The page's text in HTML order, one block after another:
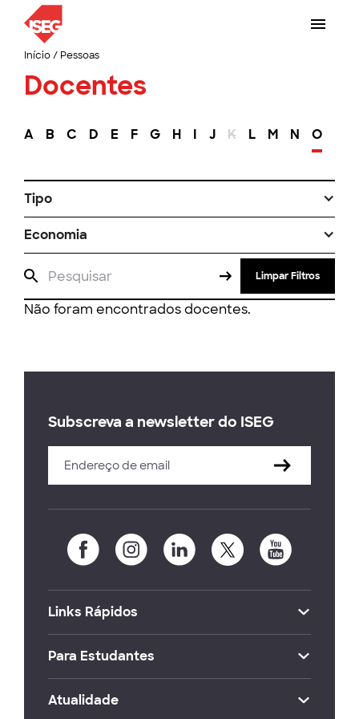
Início/ Pessoas
Docentes
A B C D E F G H I J K L M N O
Tipo
Economia
Limpar Filtros
Não foram encontrados docentes.
Subscreva a newsletter do ISEG
Links Rápidos
Para Estudantes
Atualidade